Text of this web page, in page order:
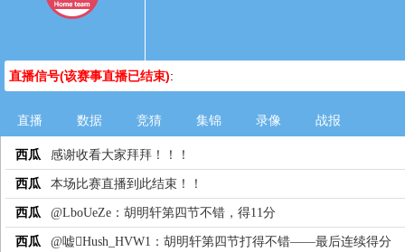
直播信号(该赛事直播已结束):
直播 数据 竞猜 集锦 录像 战报
西瓜 感谢收看大家拜拜！！！
西瓜 本场比赛直播到此结束！！
西瓜 @LboUeZe：胡明轩第四节不错，得11分
西瓜 @嘘Hush_HVW1：胡明轩第四节打得不错——最后连续得分